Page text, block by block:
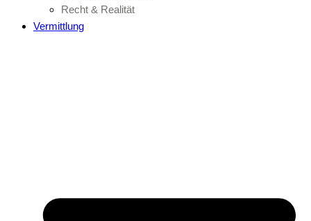
Recht & Realität
Vermittlung